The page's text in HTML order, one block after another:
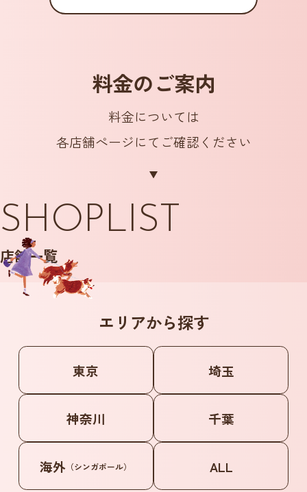
料金のご案内
料金については
各店舗ぺージにてご確認ください
SHOPLIST
店舗一覧
エリアから探す
東京 埼玉
神奈川 千葉
海外 （シンガポール） ALL